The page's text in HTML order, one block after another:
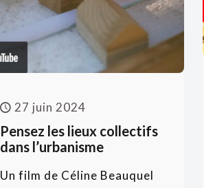
27 juin 2024
Pensez les lieux collectifs
dans l’urbanisme
Un film de Céline Beauquel